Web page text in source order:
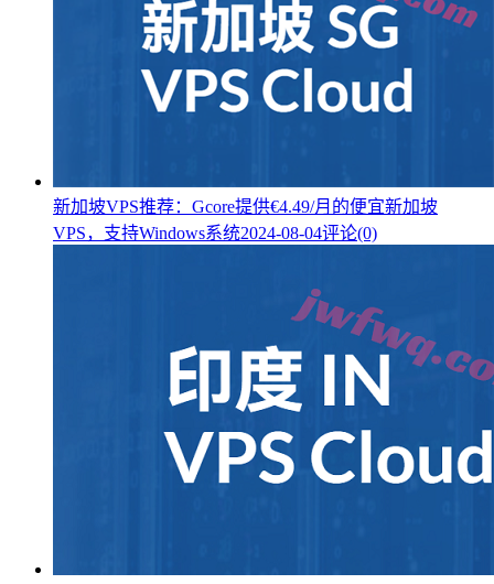
新加坡VPS推荐：Gcore提供€4.49/月的便宜新加坡
VPS，支持Windows系统2024-08-04评论(0)